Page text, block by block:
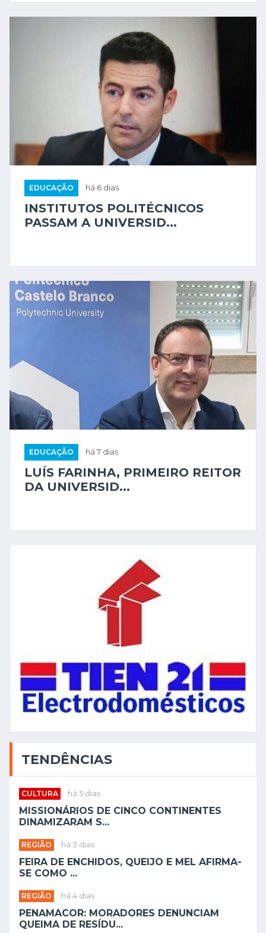
EDUCAÇÃO há 6 dias
INSTITUTOS POLITÉCNICOS
PASSAM A UNIVERSID...
EDUCAÇÃO há 7 dias
LUÍS FARINHA, PRIMEIRO REITOR
DA UNIVERSID...
TENDÊNCIAS
CULTURA há 5 dias
MISSIONÁRIOS DE CINCO CONTINENTES
DINAMIZARAM S...
REGIÃO há 3 dias
FEIRA DE ENCHIDOS, QUEIJO E MEL AFIRMA-
SE COMO ...
REGIÃO há 4 dias
PENAMACOR: MORADORES DENUNCIAM
QUEIMA DE RESÍDU...